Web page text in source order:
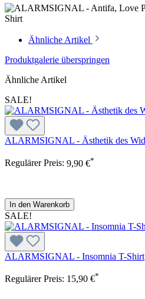
Ähnliche Artikel
Produktgalerie überspringen
Ähnliche Artikel
SALE!
ALARMSIGNAL - Ästhetik des
Regulärer Preis: 9,90 €*
In den Warenkorb
SALE!
ALARMSIGNAL - Insomnia T-Shirt
Regulärer Preis: 15,90 €*